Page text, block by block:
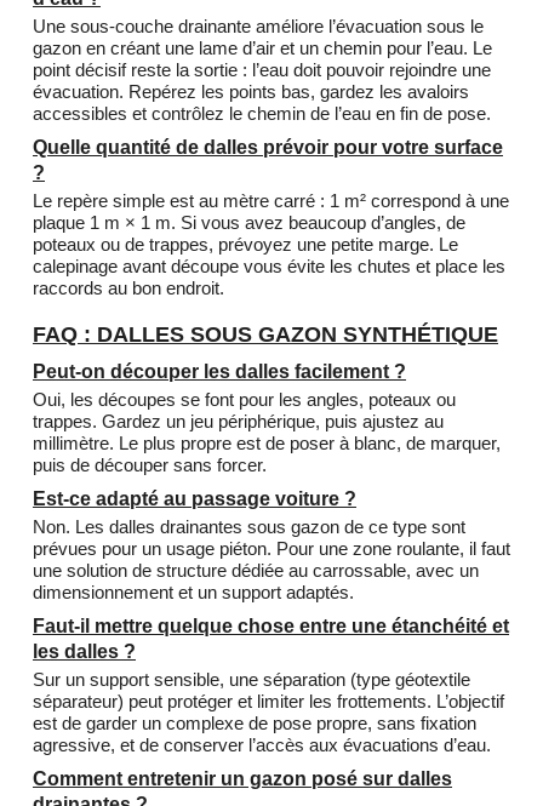
Une sous-couche drainante améliore l’évacuation sous le
gazon en créant une lame d’air et un chemin pour l’eau. Le
point décisif reste la sortie : l’eau doit pouvoir rejoindre une
évacuation. Repérez les points bas, gardez les avaloirs
accessibles et contrôlez le chemin de l’eau en fin de pose.
Quelle quantité de dalles prévoir pour votre surface
?
Le repère simple est au mètre carré : 1 m² correspond à une
plaque 1 m × 1 m. Si vous avez beaucoup d’angles, de
poteaux ou de trappes, prévoyez une petite marge. Le
calepinage avant découpe vous évite les chutes et place les
raccords au bon endroit.
FAQ : DALLES SOUS GAZON SYNTHÉTIQUE
Peut-on découper les dalles facilement ?
Oui, les découpes se font pour les angles, poteaux ou
trappes. Gardez un jeu périphérique, puis ajustez au
millimètre. Le plus propre est de poser à blanc, de marquer,
puis de découper sans forcer.
Est-ce adapté au passage voiture ?
Non. Les dalles drainantes sous gazon de ce type sont
prévues pour un usage piéton. Pour une zone roulante, il faut
une solution de structure dédiée au carrossable, avec un
dimensionnement et un support adaptés.
Faut-il mettre quelque chose entre une étanchéité et
les dalles ?
Sur un support sensible, une séparation (type géotextile
séparateur) peut protéger et limiter les frottements. L’objectif
est de garder un complexe de pose propre, sans fixation
agressive, et de conserver l’accès aux évacuations d’eau.
Comment entretenir un gazon posé sur dalles